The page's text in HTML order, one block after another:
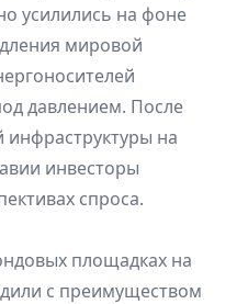
усилились на фоне
мировой
давлением. После
инфраструктуры на
инвесторы
спроса.
площадках на
с преимуществом